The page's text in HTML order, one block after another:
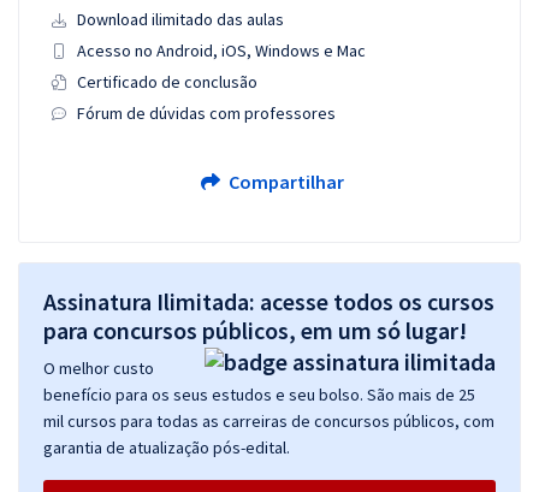
Download ilimitado das aulas
Acesso no Android, iOS, Windows e Mac
Certificado de conclusão
Fórum de dúvidas com professores
Compartilhar
Assinatura Ilimitada: acesse todos os cursos
para concursos públicos, em um só lugar!
O melhor custo
benefício para os seus estudos e seu bolso. São mais de 25
mil cursos para todas as carreiras de concursos públicos, com
garantia de atualização pós-edital.